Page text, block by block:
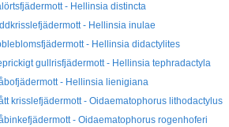
- Hellinsia distincta
- Hellinsia inulae
- Hellinsia didactylites
gullrisfjädermott - Hellinsia tephradactyla
- Hellinsia lienigiana
krisslefjädermott - Oidaematophorus lithodactylus
- Oidaematophorus rogenhoferi